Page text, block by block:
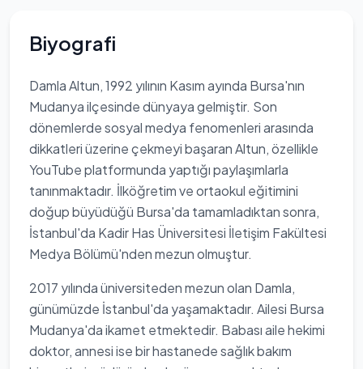
Biyografi
Damla Altun, 1992 yılının Kasım ayında Bursa'nın
Mudanya ilçesinde dünyaya gelmiştir. Son
dönemlerde sosyal medya fenomenleri arasında
dikkatleri üzerine çekmeyi başaran Altun, özellikle
YouTube platformunda yaptığı paylaşımlarla
tanınmaktadır. İlköğretim ve ortaokul eğitimini
doğup büyüdüğü Bursa'da tamamladıktan sonra,
İstanbul'da Kadir Has Üniversitesi İletişim Fakültesi
Medya Bölümü'nden mezun olmuştur.
2017 yılında üniversiteden mezun olan Damla,
günümüzde İstanbul'da yaşamaktadır. Ailesi Bursa
Mudanya'da ikamet etmektedir. Babası aile hekimi
doktor, annesi ise bir hastanede sağlık bakım